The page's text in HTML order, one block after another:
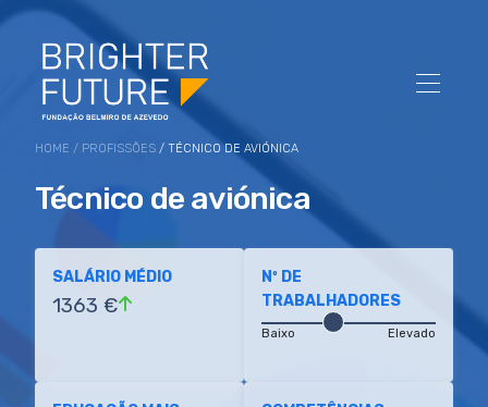
HOME / PROFISSÕES / TÉCNICO DE AVIÓNICA
Técnico de aviónica
SALÁRIO MÉDIO
1363 €
Nº DE
TRABALHADORES
Baixo Elevado